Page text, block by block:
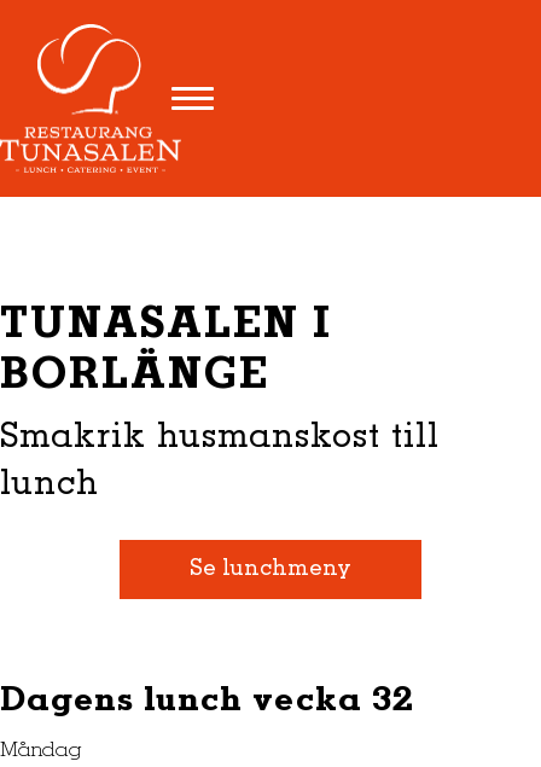
TUNASALEN I
BORLÄNGE
Smakrik husmanskost till
lunch
Se lunchmeny
Dagens lunch vecka 32
Måndag